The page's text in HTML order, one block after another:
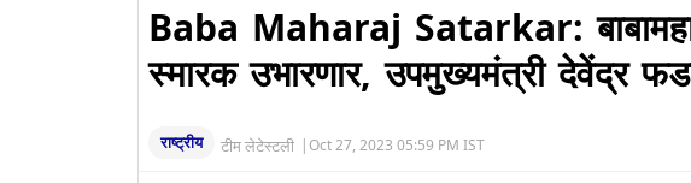
Baba Maharaj Satarkar:
स्मारक उभारणार, उपमुख्यमंत्री देवेंद्र
राष्ट्रीय टीम लेटेस्टली | Oct 27, 2023 05:59 PM IST